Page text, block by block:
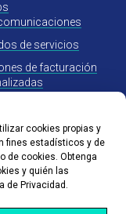
de servicios
de facturación
cookies propias y
fines estadísticos y de
de cookies. Obtenga
y quién las
de Privacidad.